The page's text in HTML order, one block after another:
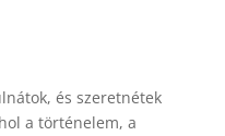
és szeretnétek
a történelem, a